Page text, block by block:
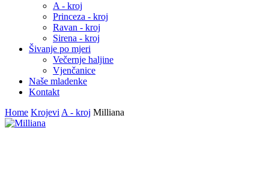
A - kroj
Princeza - kroj
Ravan - kroj
Sirena - kroj
Šivanje po mjeri
Večernje haljine
Vjenčanice
Naše mladenke
Kontakt
Home Krojevi A - kroj Milliana